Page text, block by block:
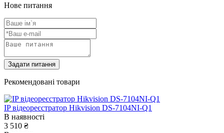
Нове питання
Задати питання
Рекомендовані товари
IP відеореєстратор Hikvision DS-7104NI-Q1
В наявності
3 510 ₴